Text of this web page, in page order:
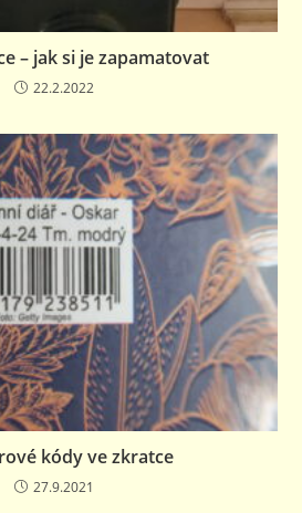
– jak si je zapamatovat
22.2.2022
kódy ve zkratce
27.9.2021